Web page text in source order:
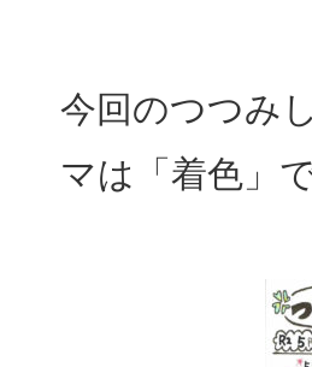
今回のつつみ
マは「着色」